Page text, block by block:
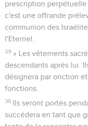
prescription
c'est une offrande
communion des
l'Eternel.
29 » Les vêtements
descendants après lui.
désignera par onction
fonctions.
30 Ils seront portés
succédera en tant que